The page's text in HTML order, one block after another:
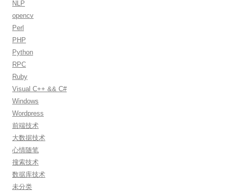
NLP
opencv
Perl
PHP
Python
RPC
Ruby
Visual C++ && C#
Windows
Wordpress
前端技术
大数据技术
心情随笔
搜索技术
数据库技术
未分类